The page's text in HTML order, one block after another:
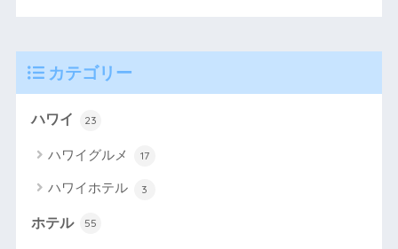
カテゴリー
ハワイ 23
ハワイグルメ 17
ハワイホテル 3
ホテル 55